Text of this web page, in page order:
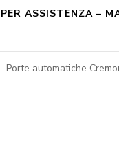
ASSISTENZA –
Porte automatiche